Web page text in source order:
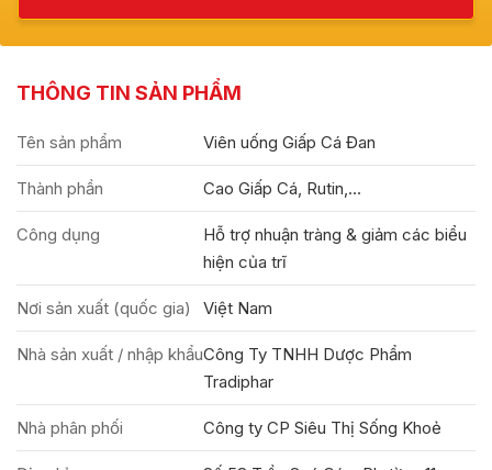
THÔNG TIN SẢN PHẨM
Tên sản phẩm Viên uống Giấp Cá Đan
Thành phần Cao Giấp Cá, Rutin,...
Công dụng
Hỗ trợ nhuận tràng & giảm các biểu
hiện của trĩ
Nơi sản xuất (quốc gia) Việt Nam
Nhà sản xuất / nhập khẩuCông Ty TNHH Dược Phẩm
Tradiphar
Nhà phân phối Công ty CP Siêu Thị Sống Khoẻ